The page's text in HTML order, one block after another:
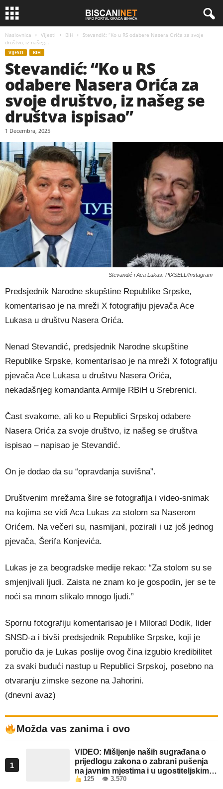
Naslovnica Vijesti BiH
Stevandić: “Ko u RS odabere Nasera Orića za svoje
društvo, iz našeg...
VIJESTI BIH
Stevandić: “Ko u RS
odabere Nasera Orića za
svoje društvo, iz našeg se
društva ispisao”
1 Decembra, 2025
Stevandić i Aca Lukas. PIXSELL/Instagram
Predsjednik Narodne skupštine Republike Srpske,
komentarisao je na mreži X fotografiju pjevača Ace
Lukasa u društvu Nasera Orića.
Nenad Stevandić, predsjednik Narodne skupštine
Republike Srpske, komentarisao je na mreži X fotografiju
pjevača Ace Lukasa u društvu Nasera Orića,
nekadašnjeg komandanta Armije RBiH u Srebrenici.
Čast svakome, ali ko u Republici Srpskoj odabere
Nasera Orića za svoje društvo, iz našeg se društva
ispisao – napisao je Stevandić.
On je dodao da su “opravdanja suvišna”.
Društvenim mrežama šire se fotografija i video-snimak
na kojima se vidi Aca Lukas za stolom sa Naserom
Orićem. Na večeri su, nasmijani, pozirali i uz još jednog
pjevača, Šerifa Konjevića.
Lukas je za beogradske medije rekao: “Za stolom su se
smjenjivali ljudi. Zaista ne znam ko je gospodin, jer se te
noći sa mnom slikalo mnogo ljudi.”
Spornu fotografiju komentarisao je i Milorad Dodik, lider
SNSD-a i bivši predsjednik Republike Srpske, koji je
poručio da je Lukas poslije ovog čina izgubio kredibilitet
za svaki budući nastup u Republici Srpskoj, posebno na
otvaranju zimske sezone na Jahorini.
(dnevni avaz)
Možda vas zanima i ovo
1
VIDEO: Mišljenje naših sugrađana o
prijedlogu zakona o zabrani pušenja
na javnim mjestima i u ugostiteljskim
objektima u FBiH
125 👁 3.570